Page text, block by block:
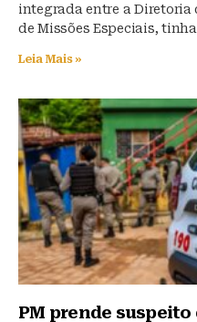
integrada entre a Diretoria
de Missões Especiais,
Leia Mais »
PM prende